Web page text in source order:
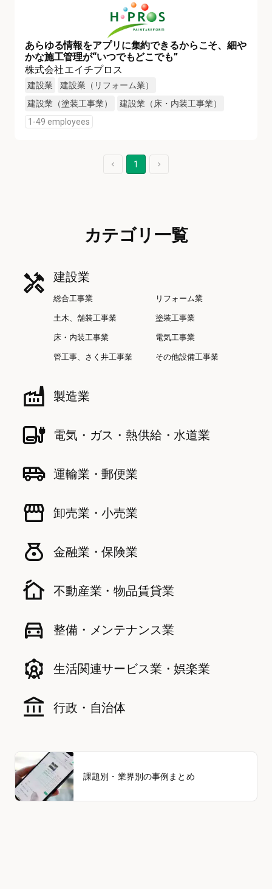
あらゆる情報をアプリに集約できるからこそ、細や
かな施工管理が“いつでもどこでも”
株式会社エイチプロス
建設業
建設業（リフォーム業）
建設業（塗装工事業）
建設業（床・内装工事業）
1-49 employees
1
カテゴリ一覧
建設業
総合工事業 リフォーム業
土木、舗装工事業 塗装工事業
床・内装工事業 電気工事業
管工事、さく井工事業 その他設備工事業
製造業
電気・ガス・熱供給・水道業
運輸業・郵便業
卸売業・小売業
金融業・保険業
不動産業・物品賃貸業
整備・メンテナンス業
生活関連サービス業・娯楽業
行政・自治体
課題別・業界別の事例まとめ